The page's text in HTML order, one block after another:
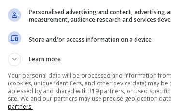
in chiavecalciomercatoestivo.
2005 belga ha confermato la sua
e il giocatore rappresenta una
soprattutto con l’addio di Leao.
Personalised advertising and content, advertising
measurement, audience research and services
Store and/or access information on a device
Learn more
Your personal data will be processed and information
(cookies, unique identifiers, and other device data) may be
accessed by and shared with 319 partners, or used
site. We and our partners may use precise geolocation
partners.